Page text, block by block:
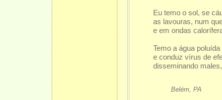
Eu temo o sol, se
as lavouras, num
e em ondas
Temo a água poluída
e conduz vírus de
disseminando
Belém, PA